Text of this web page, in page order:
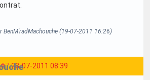
BenM'radMachouche (19-07-2011 16:26)
#7 28-07-2011 08:39